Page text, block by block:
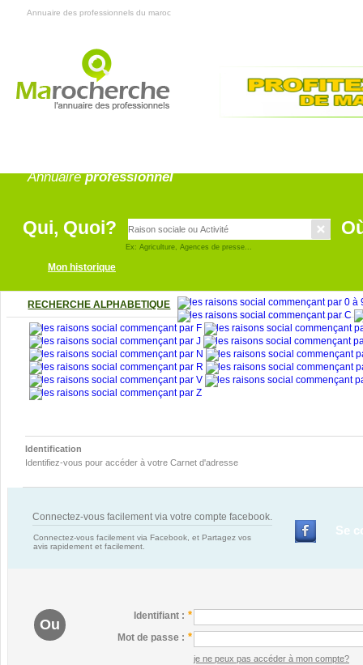
Annuaire des professionnels du maroc
Annuaireprofessionnel
Qui, Quoi?
Ex: Agriculture, Agences de presse...
Mon historique
RECHERCHE ALPHABETIQUE
Identification
Identifiez-vous pour accéder à votre Carnet d'adresse
Connectez-vous facilement via votre compte facebook.
Se
Connectez-vous facilement via Facebook, et Partagez vos
avis rapidement et facilement.
Ou
Identifiant : *
Mot de passe : *
je ne peux pas accéder à mon compte?